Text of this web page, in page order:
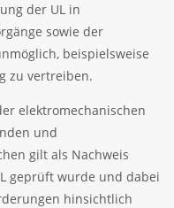
der UL in
sowie der
beispielsweise
zu vertreiben.
elektromechanischen
und
gilt als Nachweis
geprüft wurde und dabei
hinsichtlich